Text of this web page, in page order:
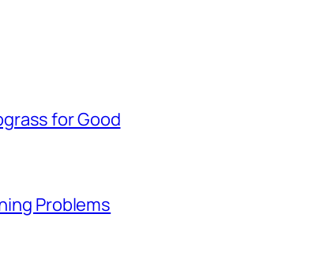
for Good
Problems